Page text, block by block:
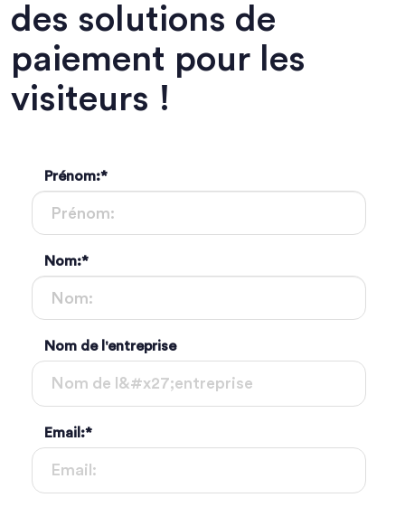
des solutions de
paiement pour les
visiteurs !
Prénom:*
Nom:*
Nom de l'entreprise
Email:*